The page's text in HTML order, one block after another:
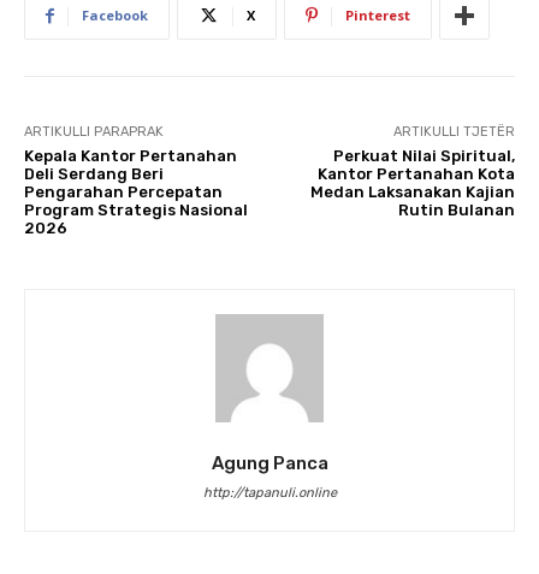
Facebook X Pinterest
ARTIKULLI PARAPRAK
Kepala Kantor Pertanahan
Deli Serdang Beri
Pengarahan Percepatan
Program Strategis Nasional
2026
ARTIKULLI TJETËR
Perkuat Nilai Spiritual,
Kantor Pertanahan Kota
Medan Laksanakan Kajian
Rutin Bulanan
Agung Panca
http://tapanuli.online